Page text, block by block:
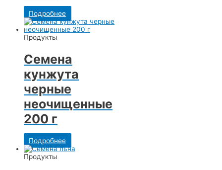
Подробнее
Продукты
Семена
кунжута
черные
неочищенные
200 г
Подробнее
Продукты